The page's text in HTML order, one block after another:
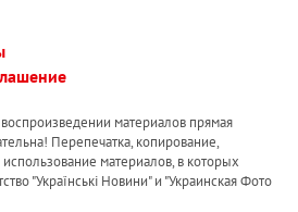
материалов прямая
Перепечатка, копирование,
материалов, в которых
"Українськi Новини" и "Украинская Фото